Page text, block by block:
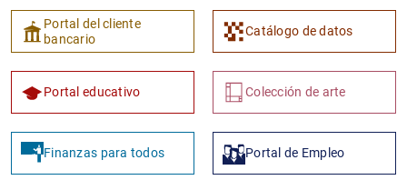
Portal del cliente
bancario
Catálogo de datos
Portal educativo Colección de arte
Finanzas para todos Portal de Empleo